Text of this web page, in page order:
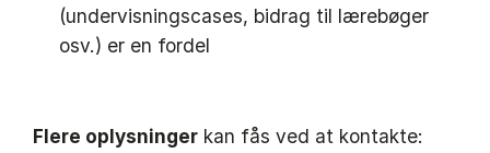
(undervisningscases, bidrag til lærebøger
osv.) er en fordel
Flere oplysninger kan fås ved at kontakte: